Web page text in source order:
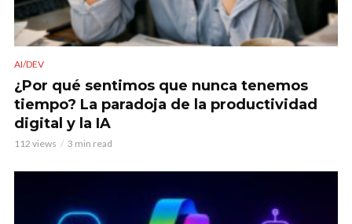
AI/DEV
¿Por qué sentimos que nunca tenemos
tiempo? La paradoja de la productividad
digital y la IA
112 views 3 min read